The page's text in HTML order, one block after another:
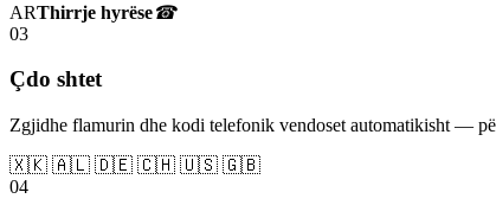
ARThirrje hyrëse☎
03
Çdo shtet
Zgjidhe flamurin dhe kodi telefonik vendoset automatikisht —
🇽🇰 🇦🇱 🇩🇪 🇨🇭 🇺🇸 🇬🇧
04